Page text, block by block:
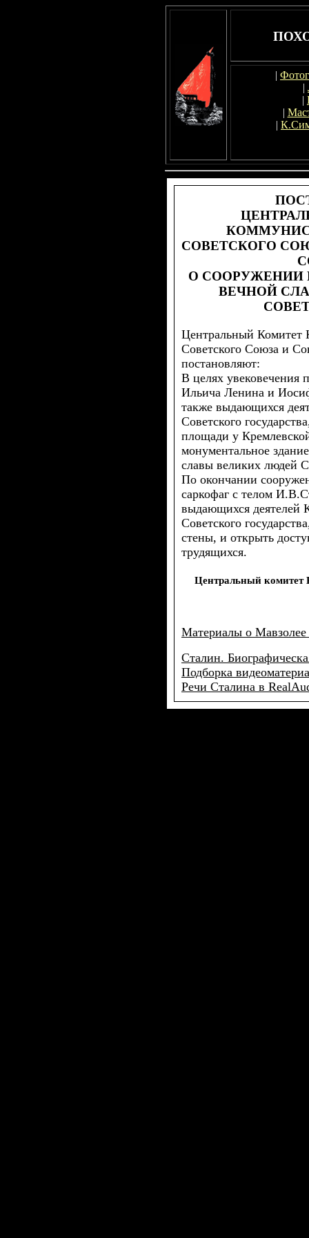
|
|
|
|
|
СОВЕТСКОГО
О СООРУЖЕНИИ
ВЕЧНОЙ
Центральный Комитет
Советского Союза и
постановляют:
В целях увековечения
Ильича Ленина и
также выдающихся
Советского
площади у
монументальное
славы великих людей
По окончании
саркофаг с телом
выдающихся деятелей
Советского
стены, и открыть
трудящихся.
Центральный комитет
Материалы о
Сталин.
Подборка
Речи Сталина в